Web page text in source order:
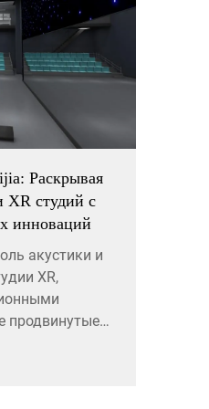
Раскрывая
XR студий с
инноваций
акустики и
XR,
продвинутые
звук и